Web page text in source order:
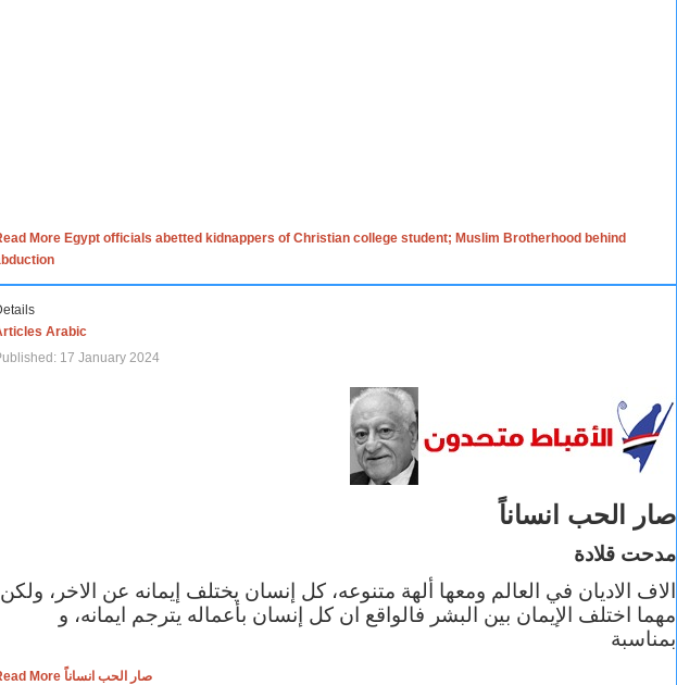
More Egypt officials abetted kidnappers of Christian college student; Muslim Brotherhood behind
Arabic
17 January 2024
صار الحب انساناً
مدحت قلادة
الاف الاديان في العالم ومعها ألهة متنوعه، كل إنسان يختلف إيمانه عن الاخر، ولكن
مهما اختلف الإيمان بين البشر فالواقع ان كل إنسان بأعماله يترجم ايمانه، و
بمناسبة
Read More صار الحب انساناً